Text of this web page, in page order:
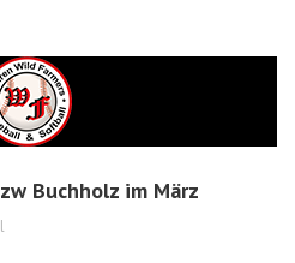
Buchholz im März